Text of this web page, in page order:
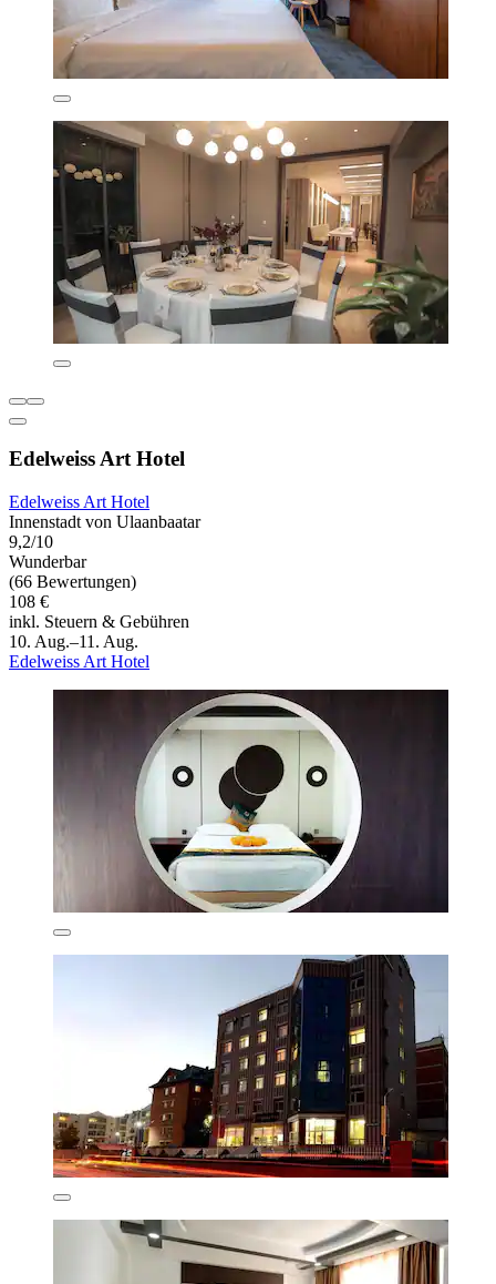
Edelweiss Art Hotel
Edelweiss Art Hotel
Innenstadt von Ulaanbaatar
9,2/10
Wunderbar
(66 Bewertungen)
108 €
inkl. Steuern & Gebühren
10. Aug.–11. Aug.
Edelweiss Art Hotel